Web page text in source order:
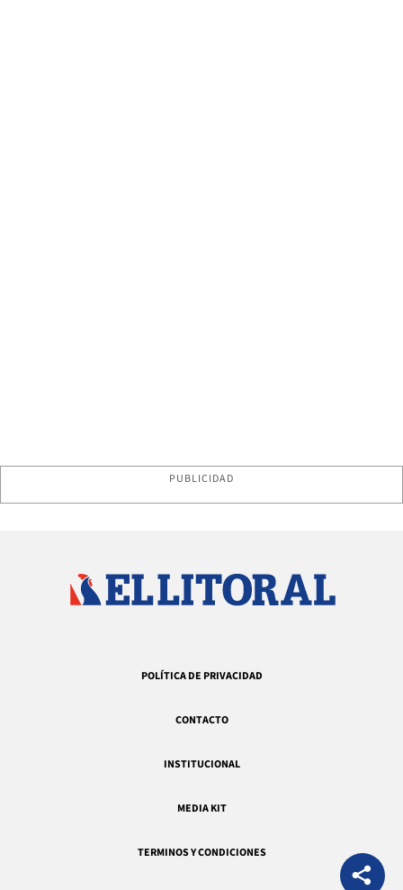
PUBLICIDAD
POLÍTICA DE PRIVACIDAD
CONTACTO
INSTITUCIONAL
MEDIA KIT
TERMINOS Y CONDICIONES